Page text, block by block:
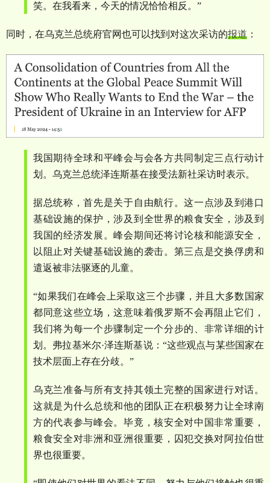
笑。在我看来，今天的情况恰恰相反。 ”
同时，在乌克兰总统府官网也可以找到对这次采访的报道 ：
我国期待全球和平峰会与会各方共同制定三点行动计
划。乌克兰总统泽连斯基在接受法新社采访时表示。
据总统称，首先是关于自由航行。这一点涉及到港口
基础设施的保护，涉及到全世界的粮食安全，涉及到
我国的经济发展。峰会期间还将讨论核和能源安全，
以阻止对关键基础设施的袭击。第三点是交换俘虏和
遣返被非法驱逐的儿童。
“如果我们在峰会上采取这三个步骤，并且大多数国家
都同意这些立场，这意味着俄罗斯不会再阻止它们，
我们将为每一个步骤制定一个分步的、非常详细的计
划。弗拉基米尔·泽连斯基说： “这些观点与某些国家在
技术层面上存在分歧。 ”
乌克兰准备与所有支持其领土完整的国家进行对话。
这就是为什么总统和他的团队正在积极努力让全球南
方的代表参与峰会。毕竟，核安全对中国非常重要，
粮食安全对非洲和亚洲很重要，囚犯交换对阿拉伯世
界也很重要。